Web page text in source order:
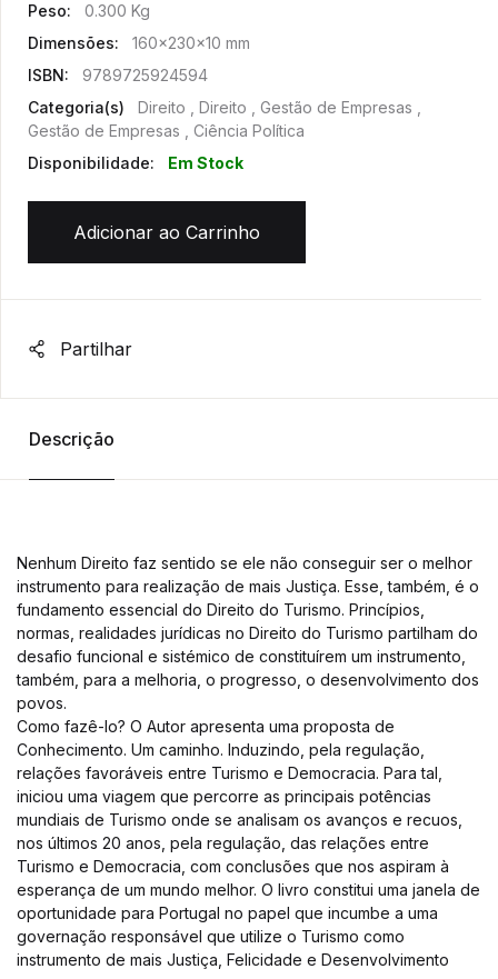
Peso:
0.300 Kg
Dimensões:
160x230x10 mm
ISBN:
9789725924594
Categoria(s)
Direito , Direito , Gestão de Empresas ,
Gestão de Empresas , Ciência Política
Disponibilidade:
Em Stock
Adicionar ao Carrinho
Partilhar
Descrição
Nenhum Direito faz sentido se ele não conseguir ser o melhor
instrumento para realização de mais Justiça. Esse, também, é o
fundamento essencial do Direito do Turismo. Princípios,
normas, realidades jurídicas no Direito do Turismo partilham do
desafio funcional e sistémico de constituírem um instrumento,
também, para a melhoria, o progresso, o desenvolvimento dos
povos.
Como fazê-lo? O Autor apresenta uma proposta de
Conhecimento. Um caminho. Induzindo, pela regulação,
relações favoráveis entre Turismo e Democracia. Para tal,
iniciou uma viagem que percorre as principais potências
mundiais de Turismo onde se analisam os avanços e recuos,
nos últimos 20 anos, pela regulação, das relações entre
Turismo e Democracia, com conclusões que nos aspiram à
esperança de um mundo melhor. O livro constitui uma janela de
oportunidade para Portugal no papel que incumbe a uma
governação responsável que utilize o Turismo como
instrumento de mais Justiça, Felicidade e Desenvolvimento